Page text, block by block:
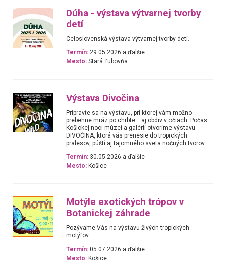
Dúha - výstava výtvarnej tvorby
detí
Celoslovenská výstava výtvarnej tvorby detí.
Termín: 29.05.2026 a ďalšie
Mesto: Stará Ľubovňa
Výstava Divočina
Pripravte sa na výstavu, pri ktorej vám možno
prebehne mráz po chrbte… aj obdiv v očiach. Počas
Košickej noci múzeí a galérií otvoríme výstavu
DIVOČINA, ktorá vás prenesie do tropických
pralesov, púští aj tajomného sveta nočných tvorov.
Termín: 30.05.2026 a ďalšie
Mesto: Košice
Motýle exotických trópov v
Botanickej záhrade
Pozývame Vás na výstavu živých tropických
motýľov.
Termín: 05.07.2026 a ďalšie
Mesto: Košice